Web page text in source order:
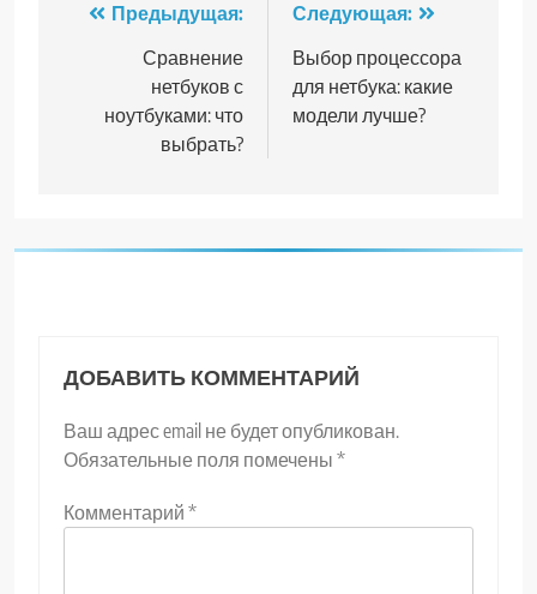
Навигация
записям
Предыдущая:
Сравнение
нетбуков с
ноутбуками: что
выбрать?
Следующая:
Выбор процессора
для нетбука: какие
модели лучше?
ДОБАВИТЬ КОММЕНТАРИЙ
Ваш адрес email не будет опубликован.
Обязательные поля помечены *
Комментарий *